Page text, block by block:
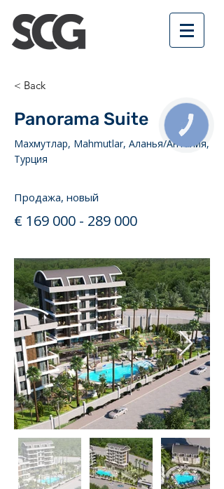
< Back
Panorama Suite
Махмутлар, Mahmutlar, Аланья/Анталия,
Турция
Продажа, новый
€ 169 000 - 289 000
КНОПКА
СВЯЗИ